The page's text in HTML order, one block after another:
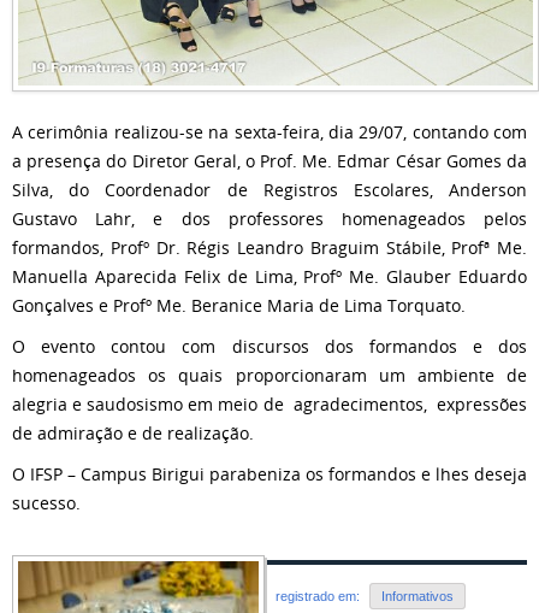
A cerimônia realizou-se na sexta-feira, dia 29/07, contando com
a presença do Diretor Geral, o Prof. Me. Edmar César Gomes da
Silva, do Coordenador de Registros Escolares, Anderson
Gustavo Lahr, e dos professores homenageados pelos
formandos, Profº Dr. Régis Leandro Braguim Stábile, Profª Me.
Manuella Aparecida Felix de Lima, Profº Me. Glauber Eduardo
Gonçalves e Profº Me. Beranice Maria de Lima Torquato.
O evento contou com discursos dos formandos e dos
homenageados os quais proporcionaram um ambiente de
alegria e saudosismo em meio de agradecimentos, expressões
de admiração e de realização.
O IFSP – Campus Birigui parabeniza os formandos e lhes deseja
sucesso.
registrado em: Informativos